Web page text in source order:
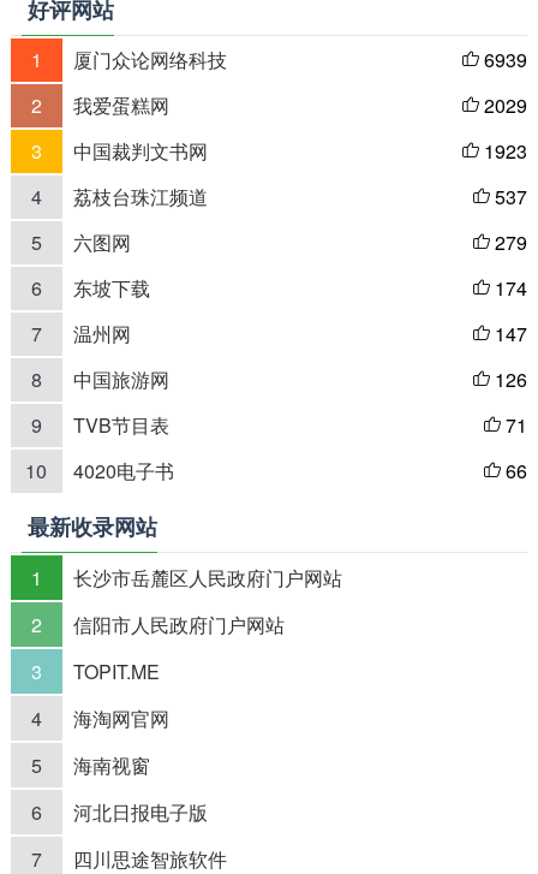
好评网站
1 厦门众论网络科技  6939
2
我爱蛋糕网  2029
3
中国裁判文书网  1923
4
荔枝台珠江频道  537
5
六图网  279
6
东坡下载  174
7
温州网  147
8
中国旅游网  126
9
TVB节目表  71
10
4020电子书  66
最新收录网站
1
长沙市岳麓区人民政府门户网站
2
信阳市人民政府门户网站
3
TOPIT.ME
4
海淘网官网
5
海南视窗
6
河北日报电子版
7
四川思途智旅软件